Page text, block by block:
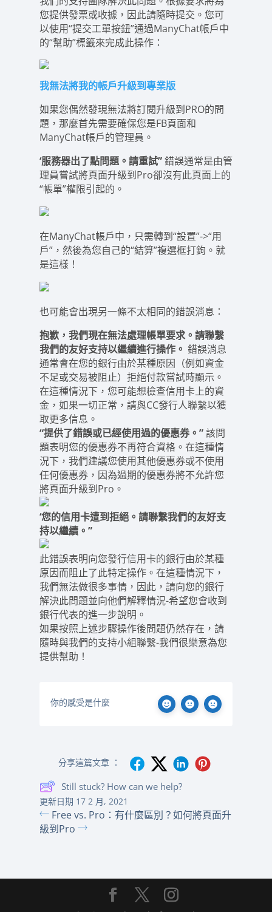
您提供發票或收據，因此請隨時提交。您可
以使用“提交工單按鈕”通過ManyChat帳戶中
的“幫助”標籤來完成此操作：
我無法將我的帳戶升級到專業版
如果您偶然發現無法將訂閱升級到PRO的問
題，那麼首先需要確保您是FB頁面和
ManyChat帳戶的管理員。
‘服務器出了點問題。請重試”錯誤通常是由管
理員嘗試將頁面升級到Pro卻沒有此頁面上的
“帳單”權限引起的。
在ManyChat帳戶中，只需轉到“設置”->“用
戶”，然後為您自己的“結算”複選框打鉤。就
是這樣！
也可能會出現另一條不太相同的錯誤消息：
抱歉，我們現在無法處理帳單要求。請聯繫
我們的友好支持以繼續進行操作。 錯誤消息
通常會在您的銀行由於某種原因（例如資金
不足或交易被阻止）拒絕付款嘗試時顯示。
在這種情況下，您可能想檢查信用卡上的資
金，如果一切正常，請與CC發行人聯繫以獲
取更多信息。
“提供了錯誤或已經使用過的優惠券。”該問
題表明您的優惠券不再符合資格。在這種情
況下，我們建議您使用其他優惠券或不使用
任何優惠券，因為過期的優惠券將不允許您
將頁面升級到Pro。
‘您的信用卡遭到拒絕。請聯繫我們的友好支
持以繼續。”
此錯誤表明向您發行信用卡的銀行由於某種
原因而阻止了此特定操作。在這種情況下，
我們無法做很多事情，因此，請向您的銀行
解決此問題並向他們解釋情況-希望您會收到
銀行代表的進一步說明。
如果按照上述步驟操作後問題仍然存在，請
隨時與我們的支持小組聯繫-我們很樂意為您
提供幫助！
你的感受是什麼
分享這篇文章 ：
Still stuck? How can we help?
更新日期 17 2 月, 2021
Free vs. Pro：有什麼區別？如何將頁面升
級到Pro